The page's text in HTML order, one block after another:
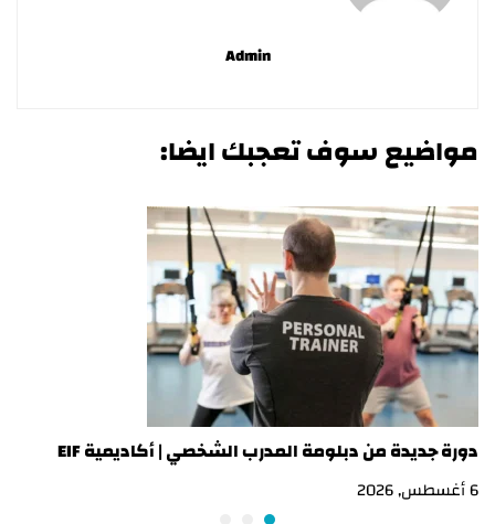
Admin
مواضيع سوف تعجبك ايضا:
دورة جديدة من دبلومة المدرب الشخصي | أكاديمية EIF
6 أغسطس, 2026